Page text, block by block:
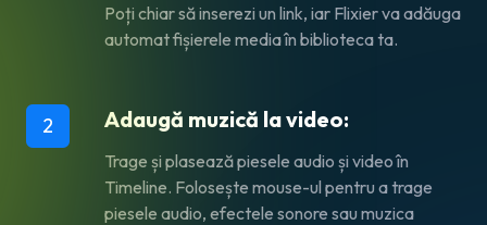
Poți chiar să inserezi un link, iar Flixier va adăuga
automat fișierele media în biblioteca ta.
2 Adaugă muzică la video:
Trage și plasează piesele audio și video în
Timeline. Folosește mouse-ul pentru a trage
piesele audio, efectele sonore sau muzica